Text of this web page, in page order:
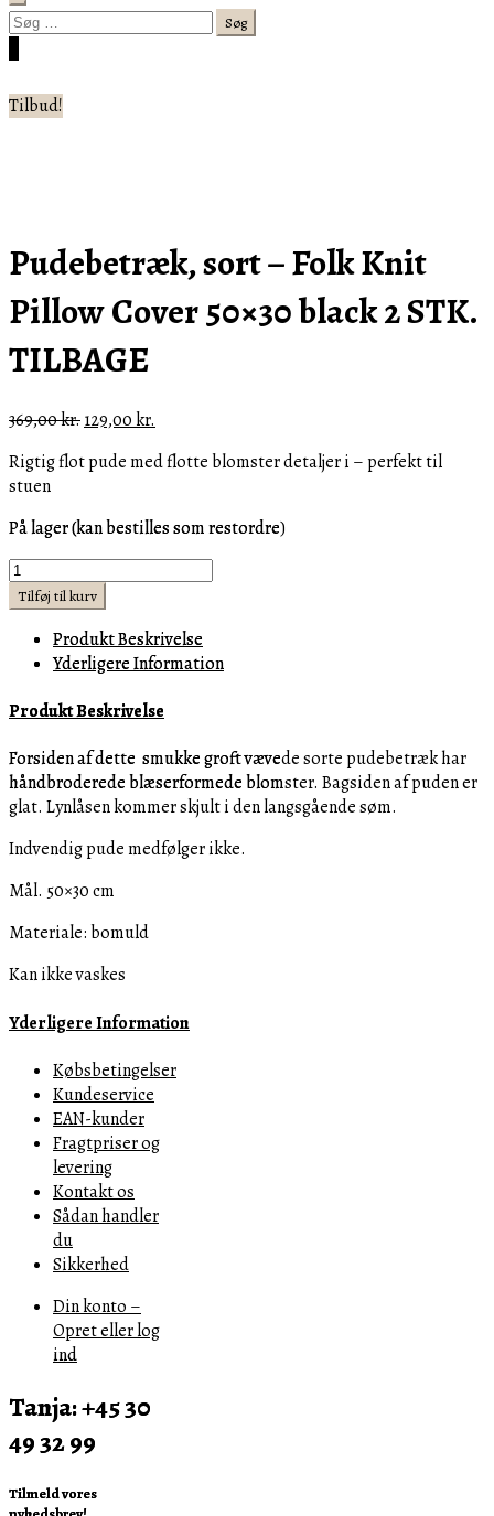
Search
Søg
efter:
Tilbud!
Pudebetræk, sort – Folk Knit
Pillow Cover 50×30 black 2 STK.
TILBAGE
369,00kr.Den
pris
369,00 kr..
129,00kr.
pris
Rigtig flot pude med flotte blomster detaljer i – perfekt til
stuen
På lager (kan bestilles som restordre)
Pudebetræk,
sort
-
Folk
Knit
Cover
black
2
STK.
TILBAGE
antal
Tilføj til kurv
Produkt Beskrivelse
Yderligere Information
Produkt Beskrivelse
Forsiden af dette smukke groft vævede sorte pudebetræk har
håndbroderede blæserformede blomster. Bagsiden af puden er
glat. Lynlåsen kommer skjult i den langsgående søm.
Indvendig pude medfølger ikke.
Mål. 50×30 cm
Materiale: bomuld
Kan ikke vaskes
Yderligere Information
Købsbetingelser
Kundeservice
EAN-kunder
Fragtpriser og
levering
Kontakt os
Sådan handler
du
Sikkerhed
Din konto –
Opret eller log
ind
Tanja: +45 30
49 32 99
Tilmeld vores